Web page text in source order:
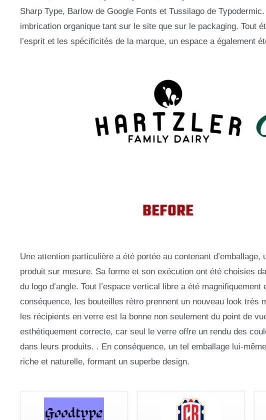
Sharp Type, Barlow de Google Fonts et Tussilago de
imbrication organique tant sur le site que sur le packaging. Tout
l’esprit et les spécificités de la marque, un espace a également
Une attention particulière a été portée au contenant
produit sur mesure. Sa forme et son exécution ont été choisies
du logo d’angle. Tout l’espace vertical libre a été
conséquence, les bouteilles rétro prennent un nouveau look
les récipients en verre est la bonne non seulement du point de
esthétiquement correcte, car seul le verre offre un rendu des
dans leurs produits. . En conséquence, un tel emballage lui-
riche et naturelle, formant un superbe design.